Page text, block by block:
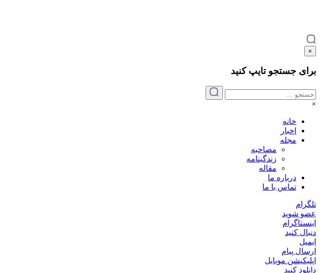
×
برای جستجو تایپکنید
×
خانه
اخبار
مجله
مصاحبه
زندگینامه
مقاله
درباره ما
تماس با ما
تلگرام
عضو شوید
اینستاگرام
دنبال کنید
ایمیل
ارسال پیام
اپلیکیشن موبایل
دانلود کنید